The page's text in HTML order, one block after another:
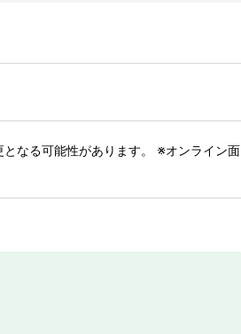
なる可能性があります。 ※オンライン面